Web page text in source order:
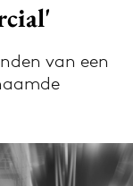
Adformatie
van een